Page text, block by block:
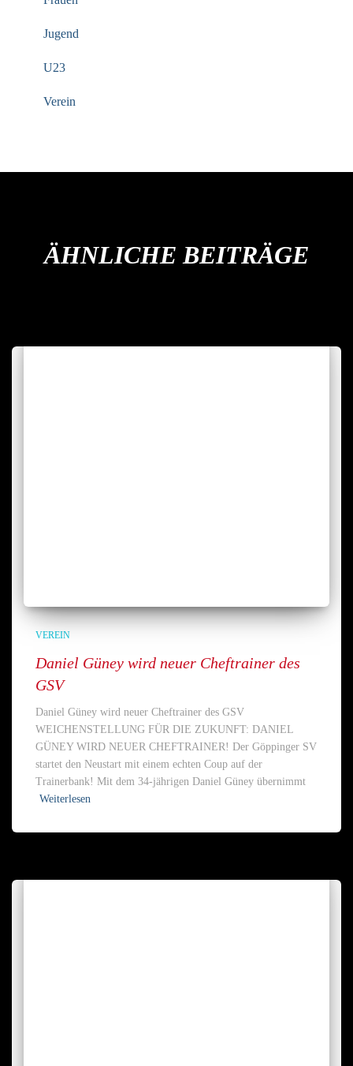
Jugend
U23
Verein
ÄHNLICHE BEITRÄGE
VEREIN
Daniel Güney wird neuer Cheftrainer des
GSV
Daniel Güney wird neuer Cheftrainer des GSV
WEICHENSTELLUNG FÜR DIE ZUKUNFT: DANIEL
GÜNEY WIRD NEUER CHEFTRAINER! Der Göppinger SV
startet den Neustart mit einem echten Coup auf der
Trainerbank! Mit dem 34-jährigen Daniel Güney übernimmt
Weiterlesen